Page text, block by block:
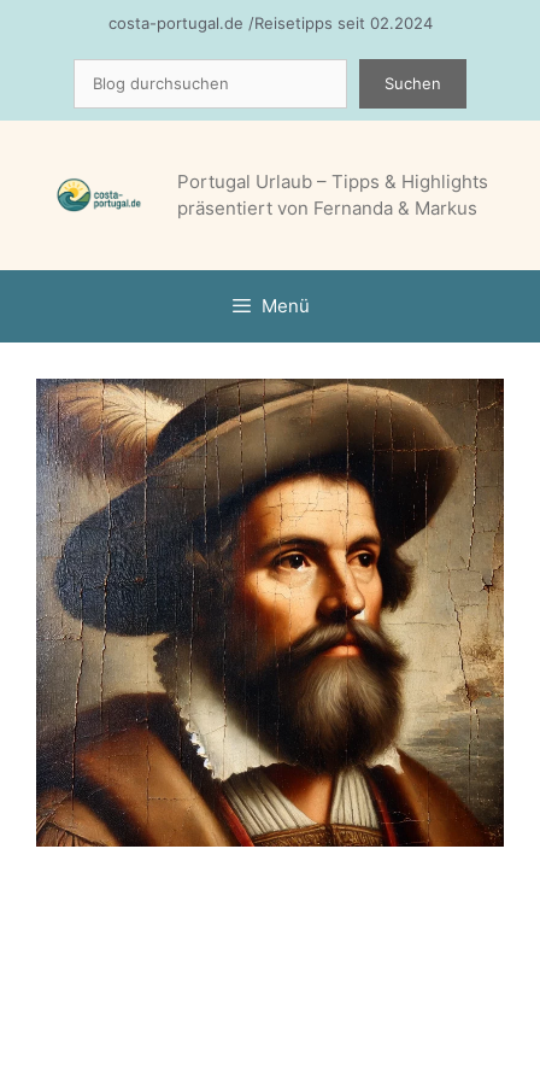
costa-portugal.de /Reisetipps seit 02.2024
Suchen
Portugal Urlaub – Tipps & Highlights
präsentiert von Fernanda & Markus
Menü